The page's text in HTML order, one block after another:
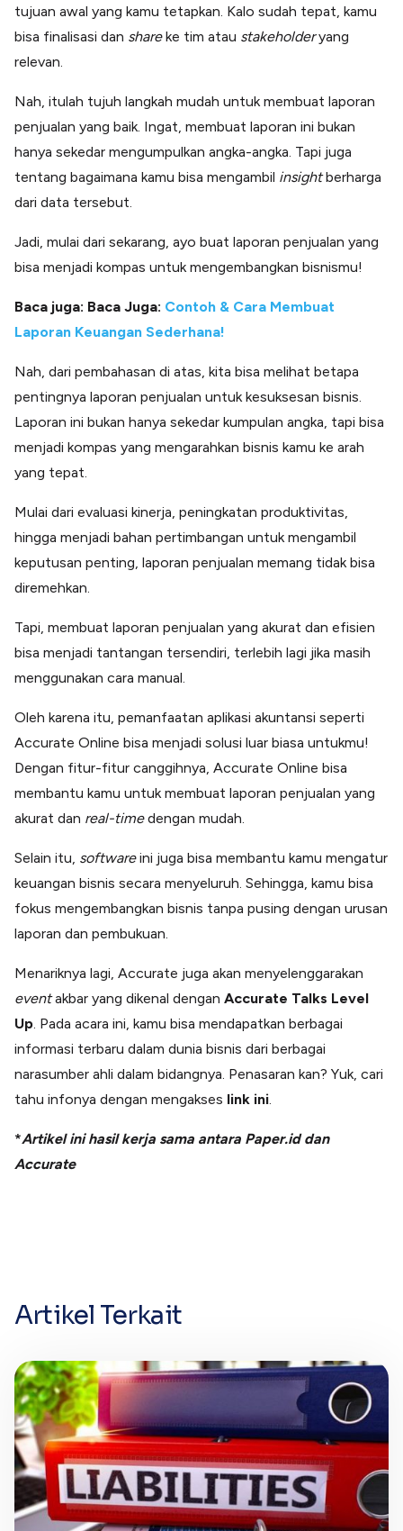
tujuan awal yang kamu tetapkan. Kalo sudah tepat, kamu
bisa finalisasi dan shareke tim atau stakeholderyang
relevan.
Nah, itulah tujuh langkah mudah untuk membuat laporan
penjualan yang baik. Ingat, membuat laporan ini bukan
hanya sekedar mengumpulkan angka-angka. Tapi juga
tentang bagaimana kamu bisa mengambil insightberharga
dari data tersebut.
Jadi, mulai dari sekarang, ayo buat laporan penjualan yang
bisa menjadi kompas untuk mengembangkan bisnismu!
Baca juga: Baca Juga: Contoh & Cara Membuat
Laporan Keuangan Sederhana!
Nah, dari pembahasan di atas, kita bisa melihat betapa
pentingnya laporan penjualan untuk kesuksesan bisnis.
Laporan ini bukan hanya sekedar kumpulan angka, tapi bisa
menjadi kompas yang mengarahkan bisnis kamu ke arah
yang tepat.
Mulai dari evaluasi kinerja, peningkatan produktivitas,
hingga menjadi bahan pertimbangan untuk mengambil
keputusan penting, laporan penjualan memang tidak bisa
diremehkan.
Tapi, membuat laporan penjualan yang akurat dan efisien
bisa menjadi tantangan tersendiri, terlebih lagi jika masih
menggunakan cara manual.
Oleh karena itu, pemanfaatan aplikasi akuntansi seperti
Accurate Online bisa menjadi solusi luar biasa untukmu!
Dengan fitur-fitur canggihnya, Accurate Online bisa
membantu kamu untuk membuat laporan penjualan yang
akurat dan real-timedengan mudah.
Selain itu, softwareini juga bisa membantu kamu mengatur
keuangan bisnis secara menyeluruh. Sehingga, kamu bisa
fokus mengembangkan bisnis tanpa pusing dengan urusan
laporan dan pembukuan.
Menariknya lagi, Accurate juga akan menyelenggarakan
eventakbar yang dikenal dengan Accurate Talks Level
Up. Pada acara ini, kamu bisa mendapatkan berbagai
informasi terbaru dalam dunia bisnis dari berbagai
narasumber ahli dalam bidangnya. Penasaran kan? Yuk, cari
tahu infonya dengan mengakses link ini.
*Artikel ini hasil kerja sama antara Paper.id dan
Accurate
Artikel Terkait